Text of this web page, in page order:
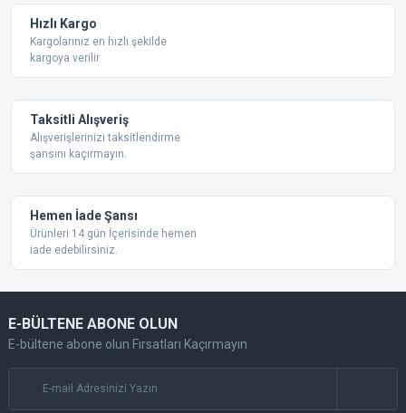
Bu ürüne benzer farklı alternatifler olmalı.
Hızlı Kargo
Kargolarınız en hızlı şekilde
kargoya verilir
Taksitli Alışveriş
Alışverişlerinizi taksitlendirme
şansını kaçırmayın.
Hemen İade Şansı
Ürünleri 14 gün İçerisinde hemen
iade edebilirsiniz.
E-BÜLTENE ABONE OLUN
E-bültene abone olun Fırsatları Kaçırmayın